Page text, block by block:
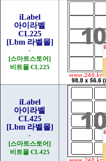
iLabel
아이라벨
CL225
[Lbm 라벨몰]
-
[스마트스토어]
비트몰 CL225
iLabel
아이라벨
CL425
[Lbm 라벨몰]
-
[스마트스토어]
비트몰 CL425